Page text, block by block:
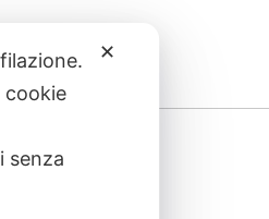
✕
cookie
senza